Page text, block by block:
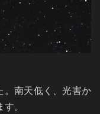
。南天低く、光害か
。